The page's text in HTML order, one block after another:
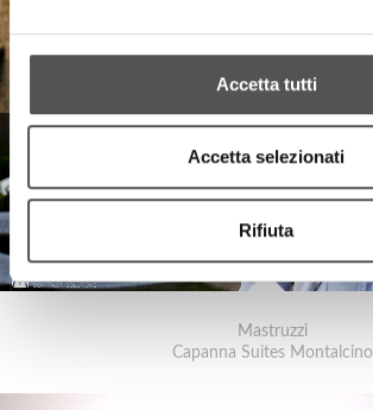
Accetta tutti
Accetta selezionati
Rifiuta
Mastruzzi
Capanna Suites Montalcino